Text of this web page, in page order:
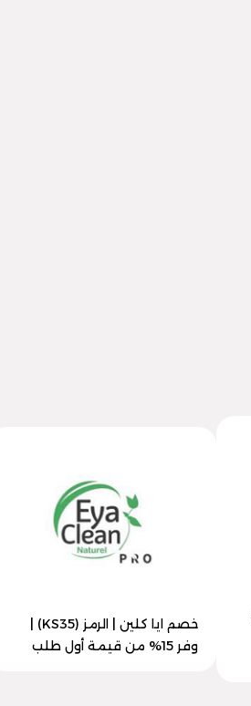
خصم ايا كلين | الرمز (KS35) |
وفر 15% من قيمة أول طلب